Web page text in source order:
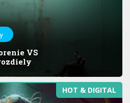
VS
HOT & DIGITAL